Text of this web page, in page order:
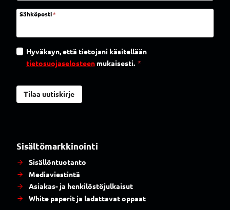
Sähköposti*
Hyväksyn, että tietojani käsitellään
tietosuojaselosteenmukaisesti. *
Tilaa uutiskirje
Sisältömarkkinointi
Sisällöntuotanto
Mediaviestintä
Asiakas- ja henkilöstöjulkaisut
White paperit ja ladattavat oppaat